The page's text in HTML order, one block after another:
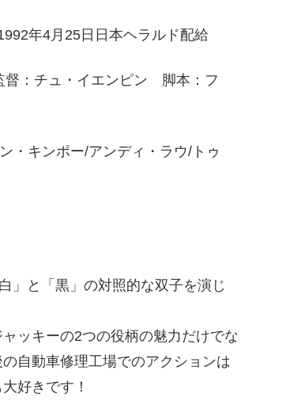
年4月25日日本ヘラルド配給
：チュ・イエンピン 脚本：フ
・キンポー/アンディ・ラウ/トゥ
」と「黒」の対照的な双子を演じ
ッキーの2つの役柄の魅力だけでな
自動車修理工場でのアクションは
好きです！